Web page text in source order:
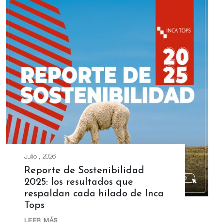
Julio , 2026
Reporte de Sostenibilidad
2025: los resultados que
respaldan cada hilado de Inca
Tops